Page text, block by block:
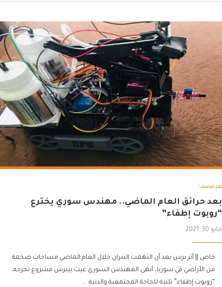
غير مصنف
بعد حرائق العام الماضي.. مهندس سوري يخترع
“روبوت إطفاء”
مايو 30, 2021
خاص || أثر برس بعد أن التهمت النيران خلال العام الماضي مساحات ضخمة
من الأراضي في سوريا، أنهى المهندس السوري غيث بيبرس مشروع تخرجه،
“روبوت إطفاء” تلبية للحاجة المجتمعية والدنية. …